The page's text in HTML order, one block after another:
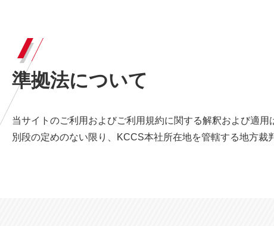
準拠法について
当サイトのご利用およびご利用規約に関する解釈および適
別段の定めのない限り、KCCS本社所在地を管轄する地方裁